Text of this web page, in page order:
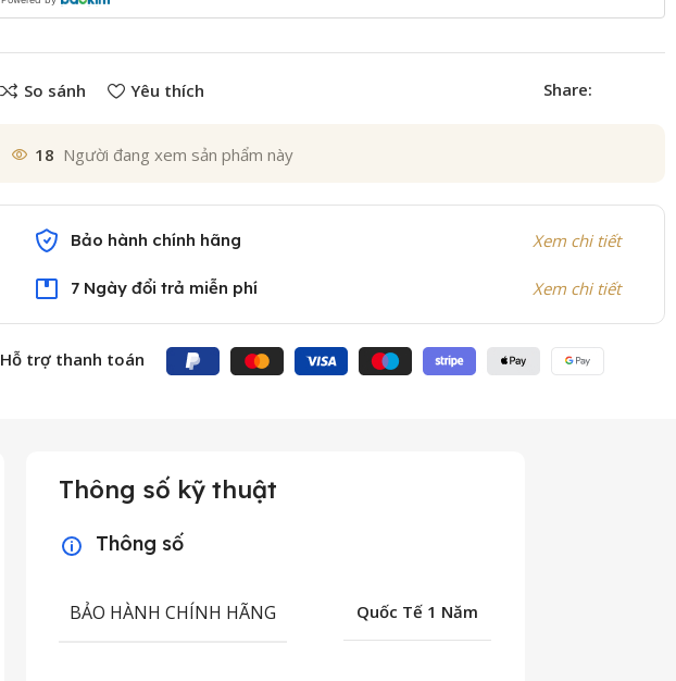
So sánh Yêu thích Share:
18 Người đang xem sản phẩm này
Bảo hành chính hãng Xem chi tiết
7 Ngày đổi trả miễn phí Xem chi tiết
Hỗ trợ thanh toán
Thông số kỹ thuật
Thông số
BẢO HÀNH CHÍNH HÃNG Quốc Tế 1 Năm